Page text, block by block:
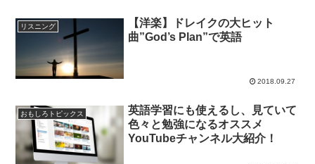
リスニング
【洋楽】ドレイクの大ヒット
曲”God’s Plan”で英語
2018.09.27
おもしろトピックス
英語学習にも使えるし、見ていて
色々と勉強になるオススメ
YouTubeチャンネル大紹介！